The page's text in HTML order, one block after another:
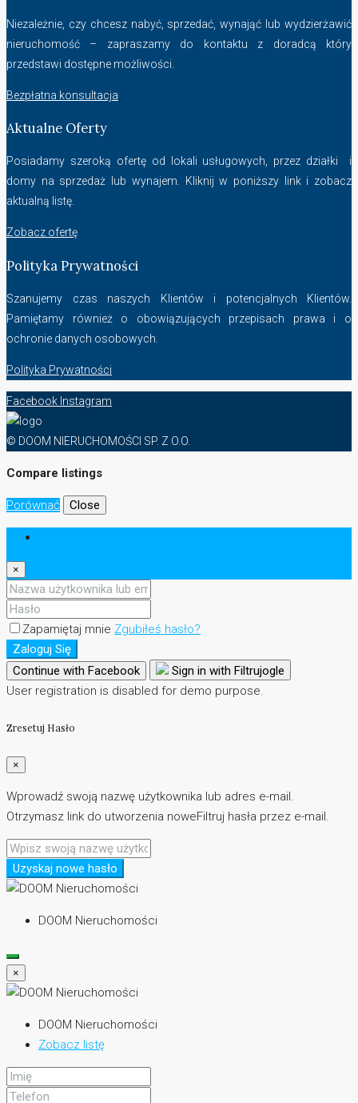
Niezależnie, czy chcesz nabyć, sprzedać, wynająć lub wydzierżawić
nieruchomość – zapraszamy do kontaktu z doradcą który
przedstawi dostępne możliwości.
Bezpłatna konsultacja
Aktualne Oferty
Posiadamy szeroką ofertę od lokali usługowych, przez działki i
domy na sprzedaż lub wynajem. Kliknij w poniższy link i zobacz
aktualną listę.
Zobacz ofertę
Polityka Prywatności
Szanujemy czas naszych Klientów i potencjalnych Klientów.
Pamiętamy również o obowiązujących przepisach prawa i o
ochronie danych osobowych.
Polityka Prywatności
Facebook Instagram
© DOOM NIERUCHOMOŚCI SP. Z O.O.
Compare listings
Porównać Close
×
Zapamiętaj mnie Zgubiłeś hasło?
Zaloguj Się
Continue with Facebook
Sign in with Filtrujogle
User registration is disabled for demo purpose.
Zresetuj Hasło
×
Wprowadź swoją nazwę użytkownika lub adres e-mail.
Otrzymasz link do utworzenia noweFiltruj hasła przez e-mail.
Uzyskaj nowe hasło
DOOM Nieruchomości
×
DOOM Nieruchomości
Zobacz listę